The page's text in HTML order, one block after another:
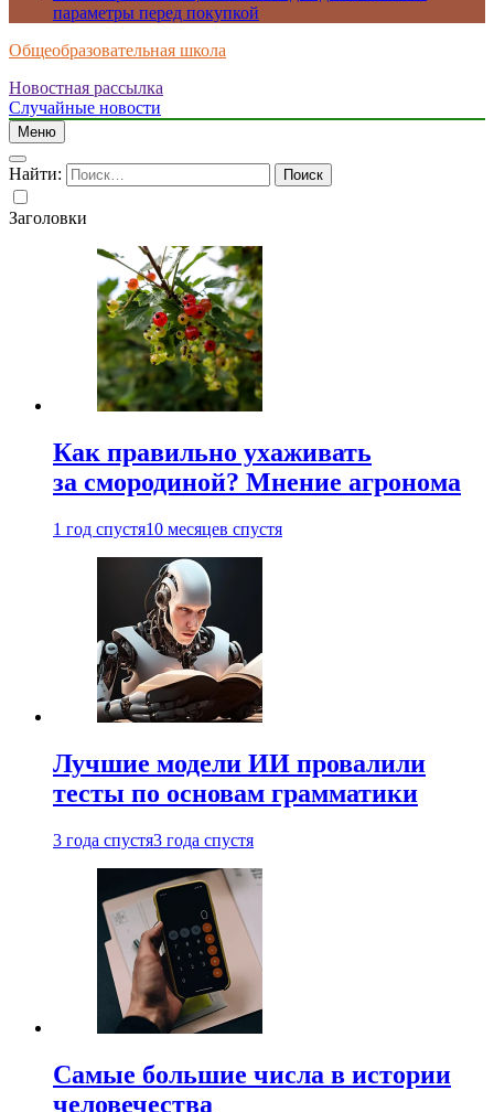
параметры перед покупкой
Общеобразовательная школа
Новостная рассылка
Случайные новости
Меню
Найти:
Заголовки
Как правильно ухаживать
за смородиной? Мнение агронома
1 год спустя10 месяцев спустя
Лучшие модели ИИ провалили
тесты по основам грамматики
3 года спустя3 года спустя
Самые большие числа в истории
человечества